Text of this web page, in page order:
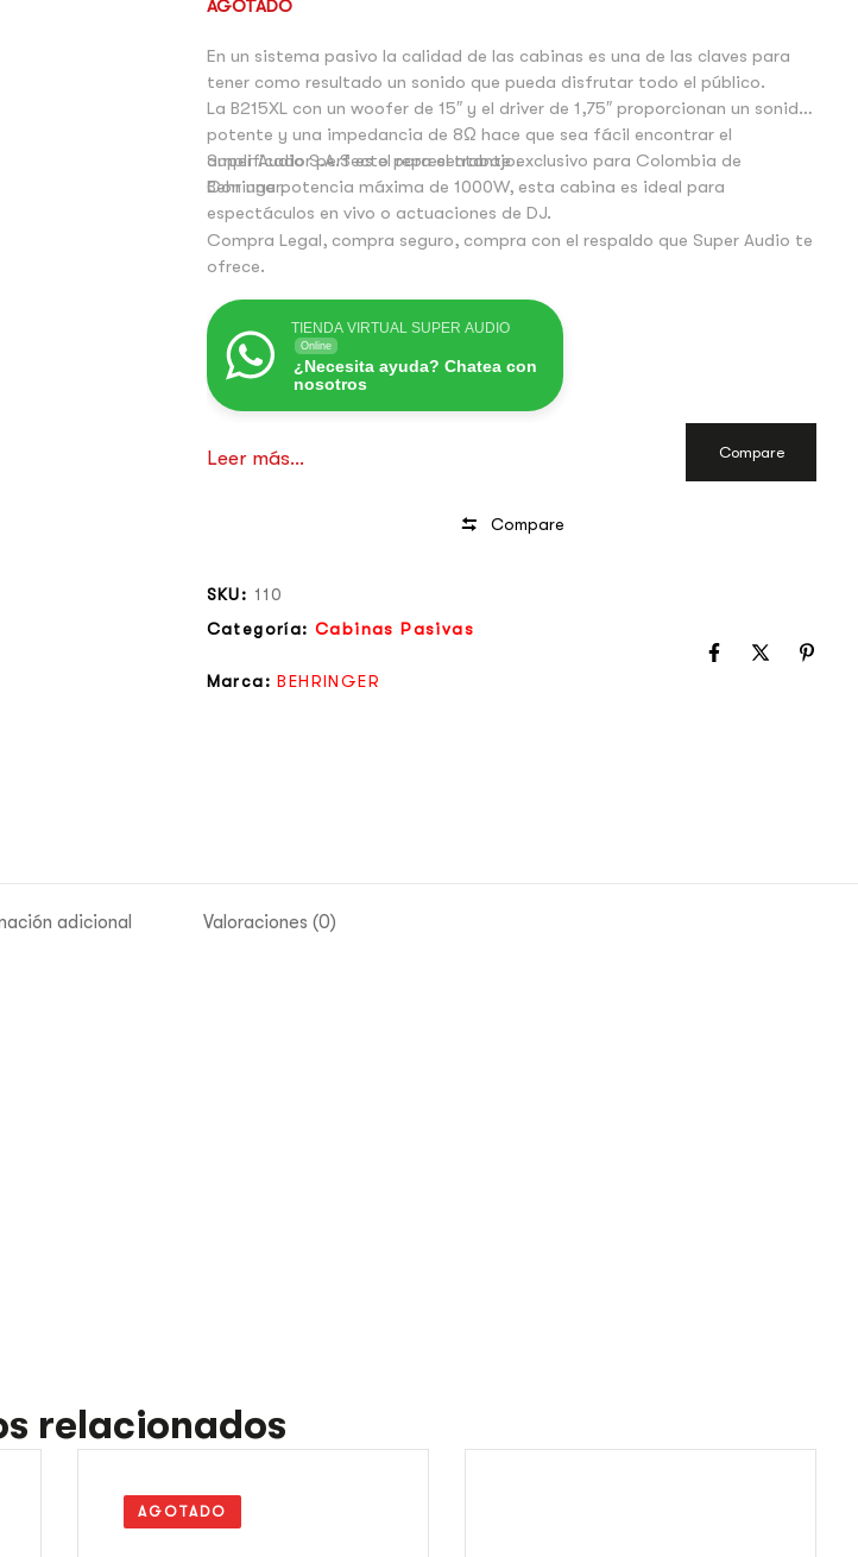
AGOTADO
En un sistema pasivo la calidad de las cabinas es una de las claves para
tener como resultado un sonido que pueda disfrutar todo el público.
La B215XL con un woofer de 15″ y el driver de 1,75″ proporcionan un sonido
potente y una impedancia de 8Ω hace que sea fácil encontrar el
amplificador perfecto para el trabajo.
Con una potencia máxima de 1000W, esta cabina es ideal para
espectáculos en vivo o actuaciones de DJ.
Super Audio S.A.S es el representante exclusivo para Colombia de
Behringer.
Compra Legal, compra seguro, compra con el respaldo que Super Audio te
ofrece.
TIENDA VIRTUAL SUPER AUDIO
Online
¿Necesita ayuda? Chatea con
nosotros
Leer más... Compare
Compare
SKU: 110
Categoría:Cabinas Pasivas
Marca:BEHRINGER
adicional Valoraciones (0)
relacionados
AGOTADO